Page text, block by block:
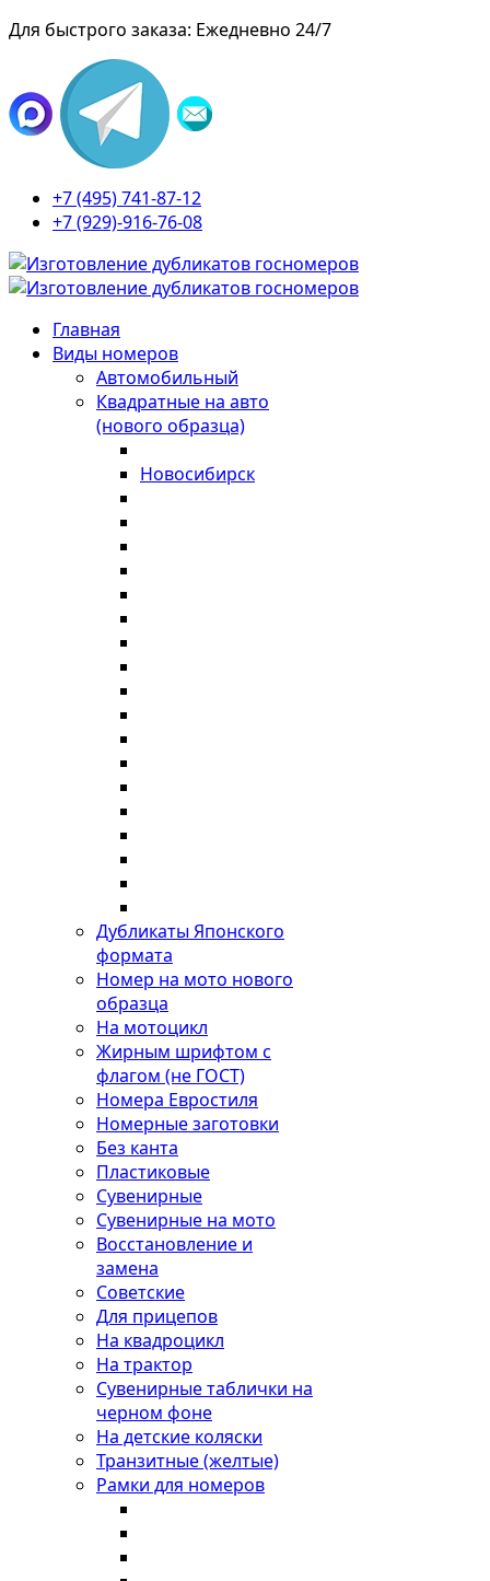
Для быстрого заказа: Ежедневно 24/7
+7 (495) 741-87-12
+7 (929)-916-76-08
Главная
Виды номеров
Автомобильный
Квадратные на авто
(нового образца)
Новосибирск
Дубликаты Японского
формата
Номер на мото нового
образца
На мотоцикл
Жирным шрифтом с
флагом (не ГОСТ)
Номера Евростиля
Номерные заготовки
Без канта
Пластиковые
Сувенирные
Сувенирные на мото
Восстановление и
замена
Советские
Для прицепов
На квадроцикл
На трактор
Сувенирные таблички на
черном фоне
На детские коляски
Транзитные (желтые)
Рамки для номеров